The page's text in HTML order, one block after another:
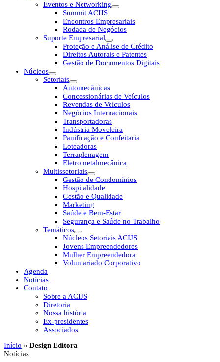
Eventos e Networking
Summit ACIJS
Encontros Empresariais
Rodada de Negócios
Suporte Empresarial
Proteção e Análise de Crédito
Direitos Autorais e Patentes
Gestão de Documentos Digitais
Núcleos
Setoriais
Automecânicas
Concessionárias de Veículos
Revendas de Veículos
Negócios Internacionais
Transportadoras
Indústria Moveleira
Panificação e Confeitaria
Loteadoras
Terraplenagem
Eletrometalmecânica
Multissetoriais
Gestão de Condomínios
Hospitalidade
Gestão e Qualidade
Marketing
Saúde e Bem-Estar
Segurança e Saúde no Trabalho
Temáticos
Núcleos Setoriais ACIJS
Jovens Empreendedores
Mulher Empreendedora
Voluntariado Corporativo
Agenda
Notícias
Contato
Sobre a ACIJS
Diretoria
Nossa história
Ex-presidentes
Associados
Início » Design Editora
Notícias